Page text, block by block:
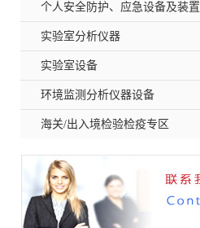
个人安全防护、应急设备及装置
实验室分析仪器
实验室设备
环境监测分析仪器设备
海关/出入境检验检疫专区